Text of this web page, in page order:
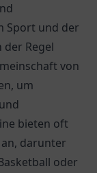
Sport und der
Regel
von
um
bieten oft
darunter
oder